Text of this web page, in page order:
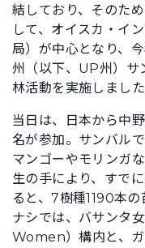
結しており、そのた
して、オイスカ・イ
局）が中心となり、
州（以下、UP州）サ
林活動を実施しました
当日は、日本から中
名が参加。サンバル
マンゴーやモリンガ
生の手により、すで
ると、7樹種1190本
ナシでは、バサンタ
Women）構内と、ガ